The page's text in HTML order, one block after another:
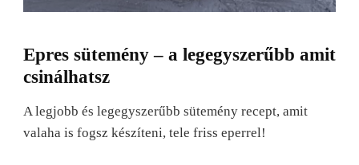
Epres sütemény – a legegyszerűbb amit
csinálhatsz
A legjobb és legegyszerűbb sütemény recept, amit
valaha is fogsz készíteni, tele friss eperrel!